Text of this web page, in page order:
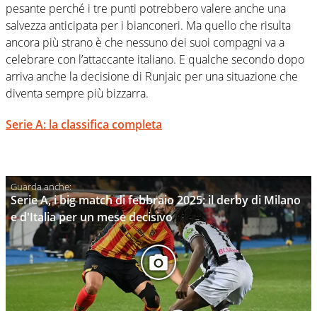
pesante perché i tre punti potrebbero valere anche una
salvezza anticipata per i bianconeri. Ma quello che risulta
ancora più strano è che nessuno dei suoi compagni va a
celebrare con l’attaccante italiano. E qualche secondo dopo
arriva anche la decisione di Runjaic per una situazione che
diventa sempre più bizzarra.
Serie A: la classifica completa
Serie A, i big match di febbraio 2025: il derby di Milano
e d'Italia per un mese decisivo